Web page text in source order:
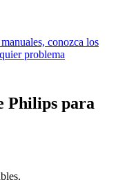
conozca los
problema
Philips para